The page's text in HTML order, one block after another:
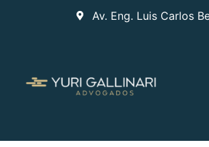
Av. Eng. Luis Carlos